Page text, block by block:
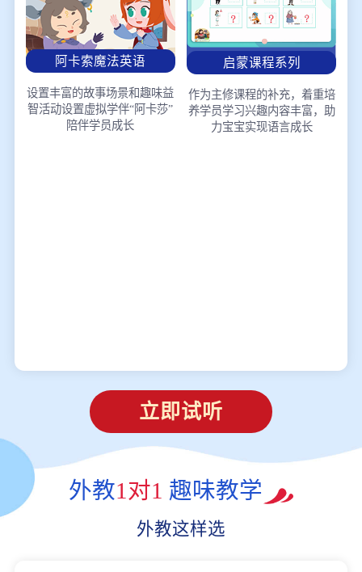
阿卡索魔法英语
设置丰富的故事场景和趣味益
智活动设置虚拟学伴“阿卡莎”
陪伴学员成长
启蒙课程系列
作为主修课程的补充，着重培
养学员学习兴趣内容丰富，助
力宝宝实现语言成长
立即试听
外教1对1 趣味教学
外教这样选